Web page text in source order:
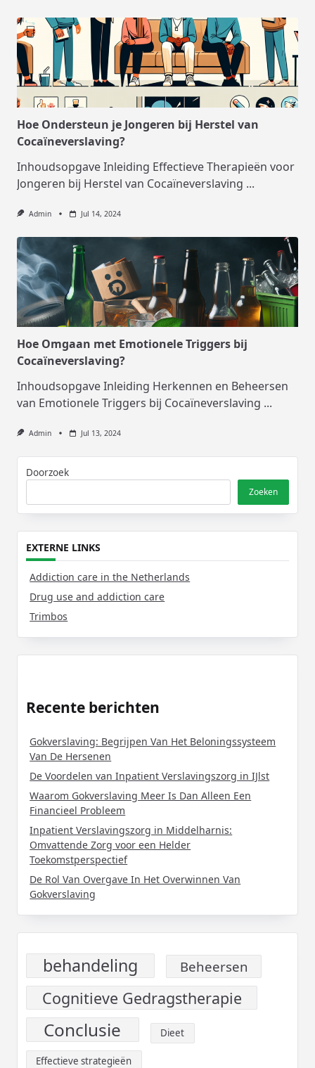
Hoe Ondersteun je Jongeren bij Herstel van
Cocaïneverslaving?
Inhoudsopgave Inleiding Effectieve Therapieën voor
Jongeren bij Herstel van Cocaïneverslaving ...
Admin Jul 14, 2024
Hoe Omgaan met Emotionele Triggers bij
Cocaïneverslaving?
Inhoudsopgave Inleiding Herkennen en Beheersen
van Emotionele Triggers bij Cocaïneverslaving ...
Admin Jul 13, 2024
Doorzoek
Zoeken
EXTERNE LINKS
Addiction care in the Netherlands
Drug use and addiction care
Trimbos
Recente berichten
Gokverslaving: Begrijpen Van Het Beloningssysteem
Van De Hersenen
De Voordelen van Inpatient Verslavingszorg in IJlst
Waarom Gokverslaving Meer Is Dan Alleen Een
Financieel Probleem
Inpatient Verslavingszorg in Middelharnis:
Omvattende Zorg voor een Helder
Toekomstperspectief
De Rol Van Overgave In Het Overwinnen Van
Gokverslaving
behandeling Beheersen
Cognitieve Gedragstherapie
Conclusie Dieet
Effectieve strategieën